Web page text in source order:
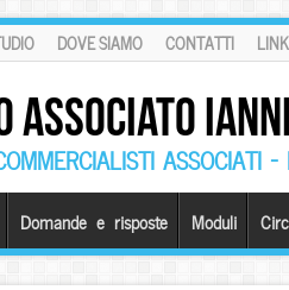
DOVE SIAMO CONTATTI LINK
ASSOCIATO
ASSOCIATI
Domande e risposte Moduli